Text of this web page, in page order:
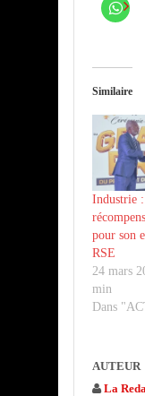
Similaire
Industrie
pour son
RSE
24 mars
min
Dans
AUTEUR
La